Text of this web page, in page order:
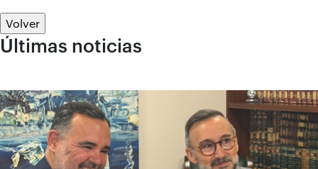
Volver
Últimas noticias